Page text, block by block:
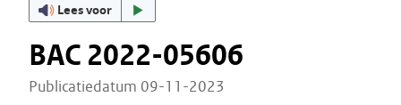
Lees voor
BAC 2022-05606
Publicatiedatum 09-11-2023